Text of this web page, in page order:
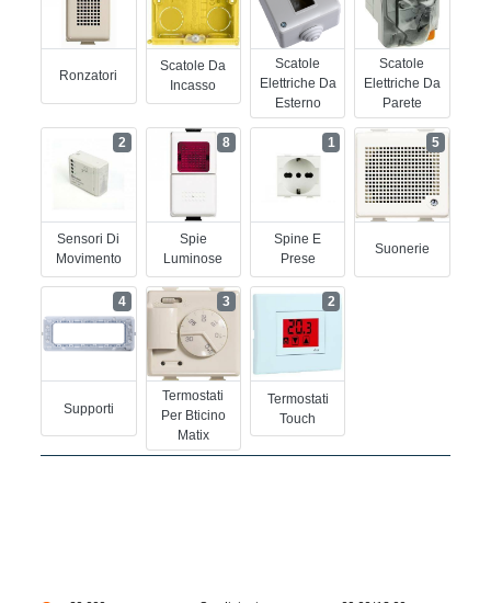
Ronzatori
Scatole Da
Incasso
Scatole
Elettriche Da
Esterno
Scatole
Elettriche Da
Parete
Sensori Di
Movimento
2
Spie
Luminose
8
Spine E
Prese
1
Suonerie
5
Supporti
4
Termostati
Per Bticino
Matix
3
Termostati
Touch
2